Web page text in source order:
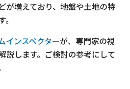
が増えており、地盤や土地の特
インスペクターが、専門家の視
説します。ご検討の参考にして